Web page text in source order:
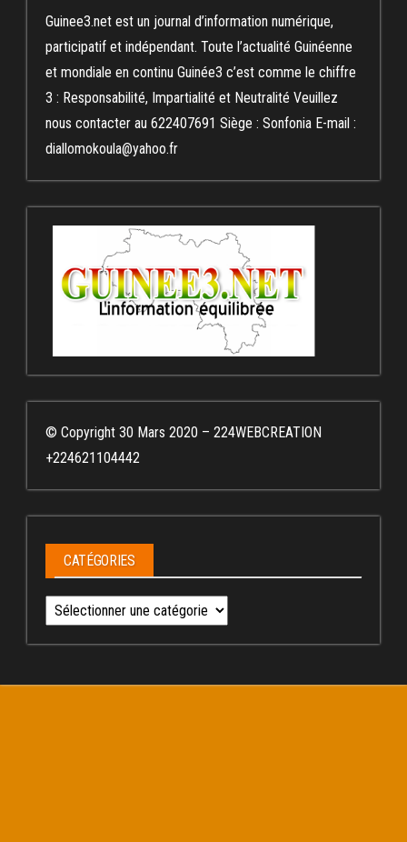
Guinee3.net est un journal d’information numérique,
participatif et indépendant. Toute l’actualité Guinéenne
et mondiale en continu Guinée3 c’est comme le chiffre
3 : Responsabilité, Impartialité et Neutralité Veuillez
nous contacter au 622407691 Siège : Sonfonia E-mail :
diallomokoula@yahoo.fr
© Copyright 30 Mars 2020 – 224WEBCREATION
+224621104442
CATÉGORIES
Catégories